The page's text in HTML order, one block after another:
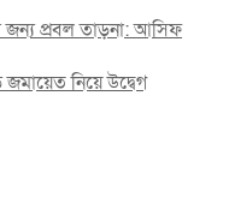
জন্য প্রবল তাড়না: আসিফ
নিয়ে উদ্বেগ